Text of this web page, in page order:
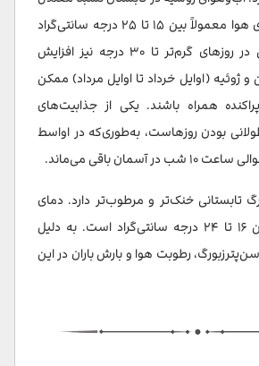
است. در مسکو دمای هوا معمولاً بین ۱۵ تا ۲۵ درجه سانتی‌گراد
متغیر است و گاهی در روزهای گرم‌تر تا ۳۰ درجه نیز افزایش
ژوئیه (اوایل خرداد تا اوایل مرداد) ممکن
همراه باشند. یکی از جذابیت‌های
بودن روزهاست، به‌طوری‌که در اواسط
آسمان باقی می‌ماند.
تابستانی خنک‌تر و مرطوب‌تر دارد. دمای
این شهر معمولاً بین ۱۶ تا ۲۴ درجه سانتی‌گراد است. به دلیل
رطوبت هوا و بارش باران در این